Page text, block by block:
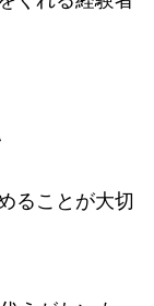
ることが大切